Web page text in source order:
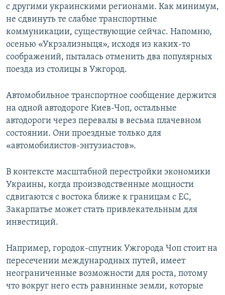
с другими украинскими регионами. Как минимум,
не сдвинуть те слабые транспортные
коммуникации, существующие сейчас. Напомню,
осенью «Укрзализныця», исходя из каких-то
соображений, пыталась отменить два популярных
поезда из столицы в Ужгород.
Автомобильное транспортное сообщение держится
на одной автодороге Киев-Чоп, остальные
автодороги через перевалы в весьма плачевном
состоянии. Они проездные только для
«автомобилистов-энтузиастов».
В контексте масштабной перестройки экономики
Украины, когда производственные мощности
сдвигаются с востока ближе к границам с ЕС,
Закарпатье может стать привлекательным для
инвестиций.
Например, городок-спутник Ужгорода Чоп стоит на
пересечении международных путей, имеет
неограниченные возможности для роста, потому
что вокруг него есть равнинные земли, которые